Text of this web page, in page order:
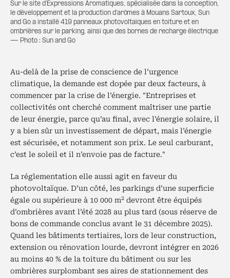
Sur le site d’Expressions Aromatiques, spécialisée dans la conception,
le développement et la production d’arômes à Mouans Sartoux, Sun
and Go a installé 419 panneaux photovoltaïques en toiture et en
ombrières sur le parking, ainsi que des bornes de recharge électrique
— Photo : Sun and Go
Au-delà de la prise de conscience de l’urgence
climatique, la demande est dopée par deux facteurs, à
commencer par la crise de l’énergie. "Entreprises et
collectivités ont cherché comment maîtriser une partie
de leur énergie, parce qu’au final, avec l’énergie solaire, il
y a bien sûr un investissement de départ, mais l’énergie
est sécurisée, et notamment son prix. Le seul carburant,
c’est le soleil et il n’envoie pas de facture."
La réglementation elle aussi agit en faveur du
photovoltaïque. D’un côté, les parkings d’une superficie
égale ou supérieure à 10 000 m2 devront être équipés
d’ombrières avant l’été 2028 au plus tard (sous réserve de
bons de commande conclus avant le 31 décembre 2025).
Quand les bâtiments tertiaires, lors de leur construction,
extension ou rénovation lourde, devront intégrer en 2026
au moins 40 % de la toiture du bâtiment ou sur les
ombrières surplombant ses aires de stationnement des